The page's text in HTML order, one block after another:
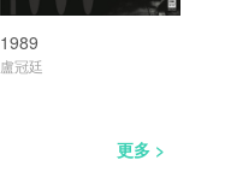
1989
盧冠廷
更多 >